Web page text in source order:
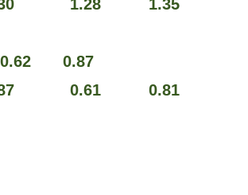
1.28 1.35
0.87
0.61 0.81